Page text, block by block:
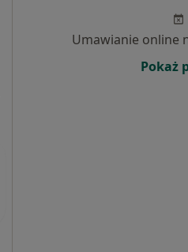
Umawianie online
Pokaż